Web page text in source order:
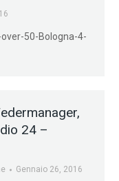
50-Bologna-4-
24 –
Gennaio 26, 2016